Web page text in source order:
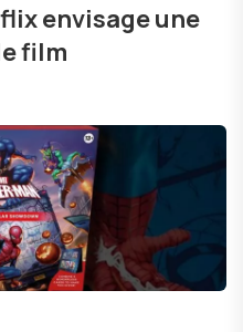
envisage une
film